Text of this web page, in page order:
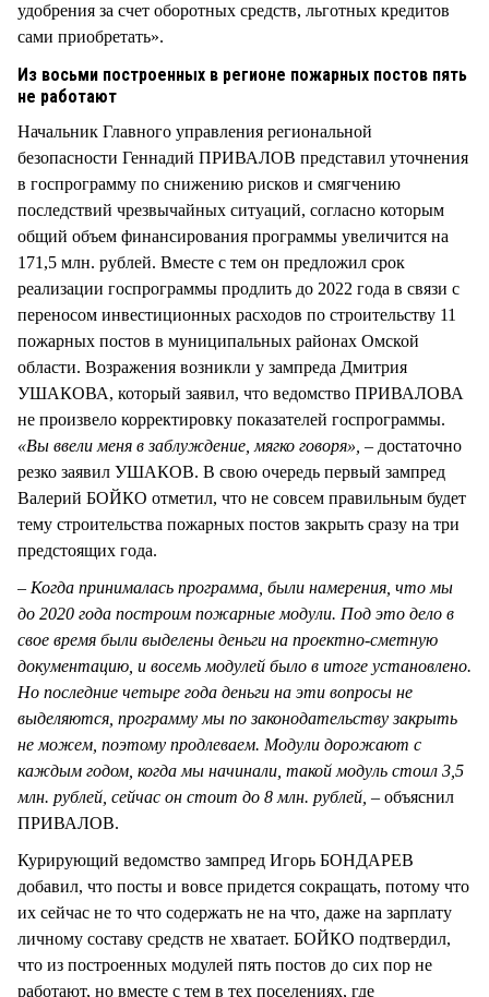
удобрения за счет оборотных средств, льготных кредитов
сами приобретать».
Из восьми построенных в регионе пожарных постов пять
не работают
Начальник Главного управления региональной
безопасности Геннадий ПРИВАЛОВ представил уточнения
в госпрограмму по снижению рисков и смягчению
последствий чрезвычайных ситуаций, согласно которым
общий объем финансирования программы увеличится на
171,5 млн. рублей. Вместе с тем он предложил срок
реализации госпрограммы продлить до 2022 года в связи с
переносом инвестиционных расходов по строительству 11
пожарных постов в муниципальных районах Омской
области. Возражения возникли у зампреда Дмитрия
УШАКОВА, который заявил, что ведомство ПРИВАЛОВА
не произвело корректировку показателей госпрограммы.
«Вы ввели меня в заблуждение, мягко говоря», – достаточно
резко заявил УШАКОВ. В свою очередь первый зампред
Валерий БОЙКО отметил, что не совсем правильным будет
тему строительства пожарных постов закрыть сразу на три
предстоящих года.
– Когда принималась программа, были намерения, что мы
до 2020 года построим пожарные модули. Под это дело в
свое время были выделены деньги на проектно-сметную
документацию, и восемь модулей было в итоге установлено.
Но последние четыре года деньги на эти вопросы не
выделяются, программу мы по законодательству закрыть
не можем, поэтому продлеваем. Модули дорожают с
каждым годом, когда мы начинали, такой модуль стоил 3,5
млн. рублей, сейчас он стоит до 8 млн. рублей, – объяснил
ПРИВАЛОВ.
Курирующий ведомство зампред Игорь БОНДАРЕВ
добавил, что посты и вовсе придется сокращать, потому что
их сейчас не то что содержать не на что, даже на зарплату
личному составу средств не хватает. БОЙКО подтвердил,
что из построенных модулей пять постов до сих пор не
работают, но вместе с тем в тех поселениях, где